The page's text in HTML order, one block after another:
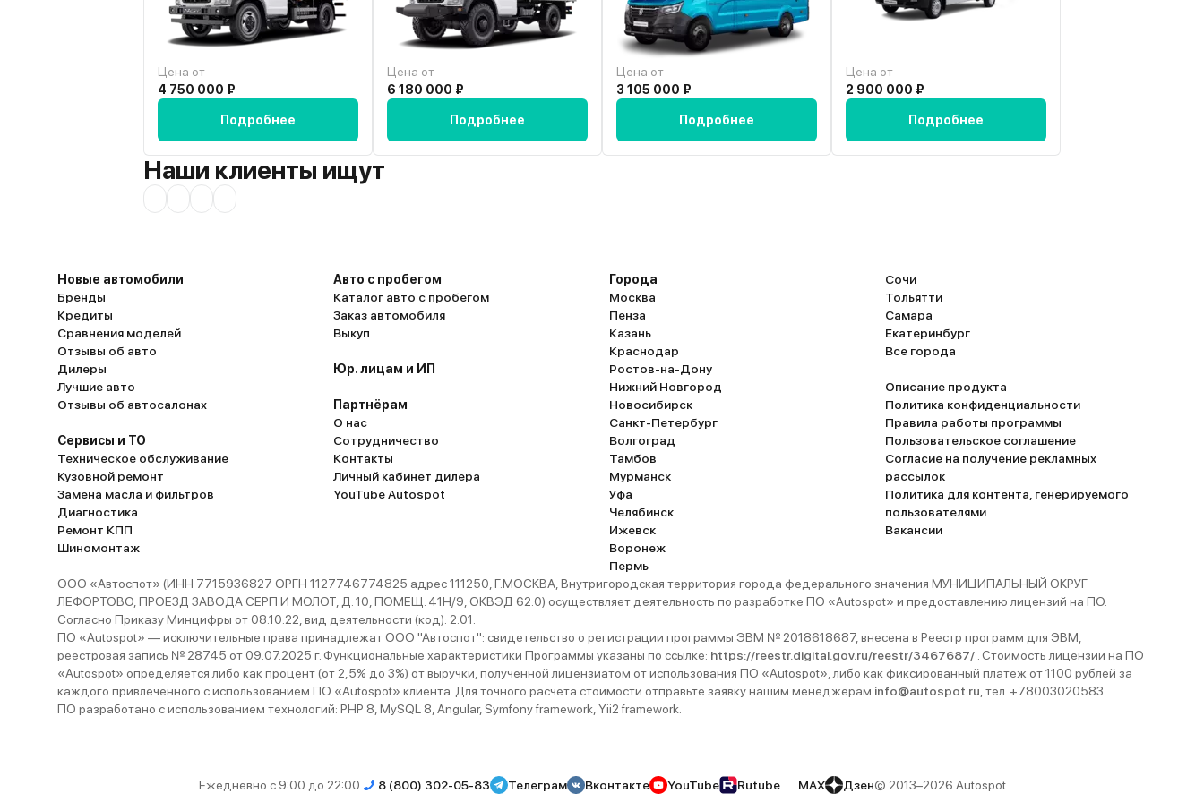
семейного авто.
Цена от
4 750 000 ₽
Подробнее
Цена от
6 180 000 ₽
Подробнее
Цена от
3 105 000 ₽
Подробнее
Цена от
2 900 000 ₽
Подробнее
Наши клиенты ищут
Новые автомобили
Бренды
Кредиты
Сравнения моделей
Отзывы об авто
Дилеры
Лучшие авто
Отзывы об автосалонах
Сервисы и ТО
Техническое обслуживание
Кузовной ремонт
Замена масла и фильтров
Диагностика
Ремонт КПП
Шиномонтаж
Авто с пробегом
Каталог авто с пробегом
Заказ автомобиля
Выкуп
Юр. лицам и ИП
Партнёрам
О нас
Сотрудничество
Контакты
Личный кабинет дилера
YouTube Autospot
Города
Москва
Пенза
Казань
Краснодар
Ростов-на-Дону
Нижний Новгород
Новосибирск
Санкт-Петербург
Волгоград
Тамбов
Мурманск
Уфа
Челябинск
Ижевск
Воронеж
Пермь
Сочи
Тольятти
Самара
Екатеринбург
Все города
Описание продукта
Политика конфиденциальности
Правила работы программы
Пользовательское соглашение
Согласие на получение рекламных
рассылок
Политика для контента, генерируемого
пользователями
Вакансии
ООО «Автоспот» (ИНН 7715936827 ОРГН 1127746774825 адрес 111250, Г.МОСКВА, Внутригородская территория города федерального значения МУНИЦИПАЛЬНЫЙ ОКРУГ
ЛЕФОРТОВО, ПРОЕЗД ЗАВОДА СЕРП И МОЛОТ, Д. 10, ПОМЕЩ. 41Н/9, ОКВЭД 62.0) осуществляет деятельность по разработке ПО «Autospot» и предоставлению лицензий на ПО.
Согласно Приказу Минцифры от 08.10.22, вид деятельности (код): 2.01.
ПО «Autospot» — исключительные права принадлежат ООО "Автоспот": свидетельство о регистрации программы ЭВМ № 2018618687, внесена в Реестр программ для ЭВМ,
реестровая запись № 28745 от 09.07.2025 г. Функциональные характеристики Программы указаны по ссылке: https://reestr.digital.gov.ru/reestr/3467687/ . Стоимость лицензии на ПО
«Autospot» определяется либо как процент (от 2,5% до 3%) от выручки, полученной лицензиатом от использования ПО «Autospot», либо как фиксированный платеж от 1100 рублей за
каждого привлеченного с использованием ПО «Autospot» клиента. Для точного расчета стоимости отправьте заявку нашим менеджерам info@autospot.ru , тел. +78003020583
ПО разработано с использованием технологий: PHP 8, MySQL 8, Angular, Symfony framework, Yii2 framework.
Ежедневно с 9:00 до 22:00 8 (800) 302-05-83 Телеграм Вконтакте YouTube Rutube MAX Дзен© 2013–2026 Autospot